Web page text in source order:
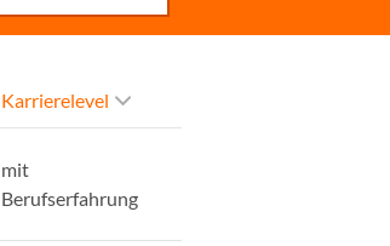
Karrierelevel
mit
Berufserfahrung